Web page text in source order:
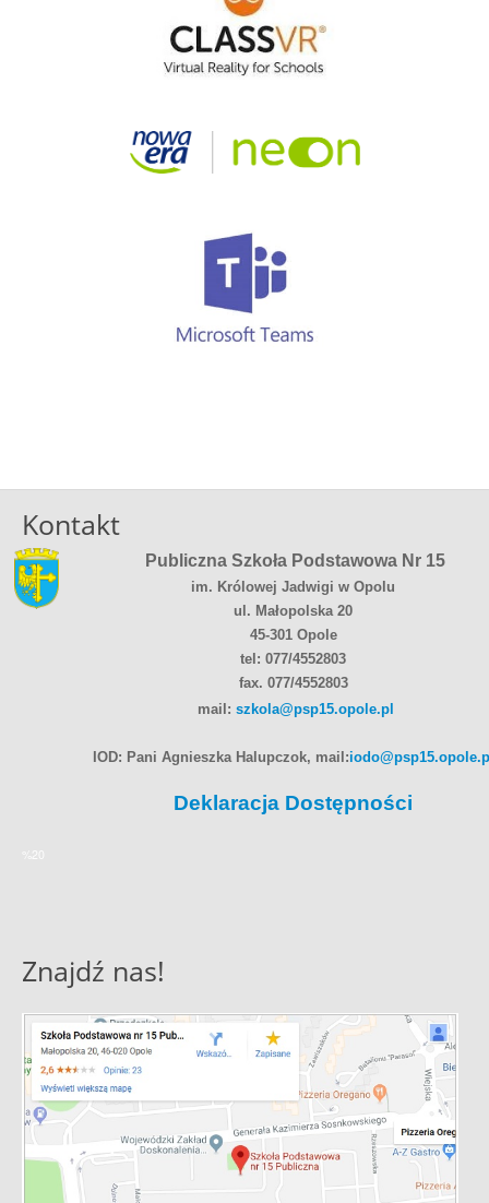
Kontakt
Publiczna Szkoła Podstawowa Nr 15
im. Królowej Jadwigi w Opolu
ul. Małopolska 20
45-301 Opole
tel: 077/4552803
fax. 077/4552803
mail: szkola@psp15.opole.pl
IOD: Pani Agnieszka Halupczok, mail:
Deklaracja Dostępności
%20
Znajdź nas!